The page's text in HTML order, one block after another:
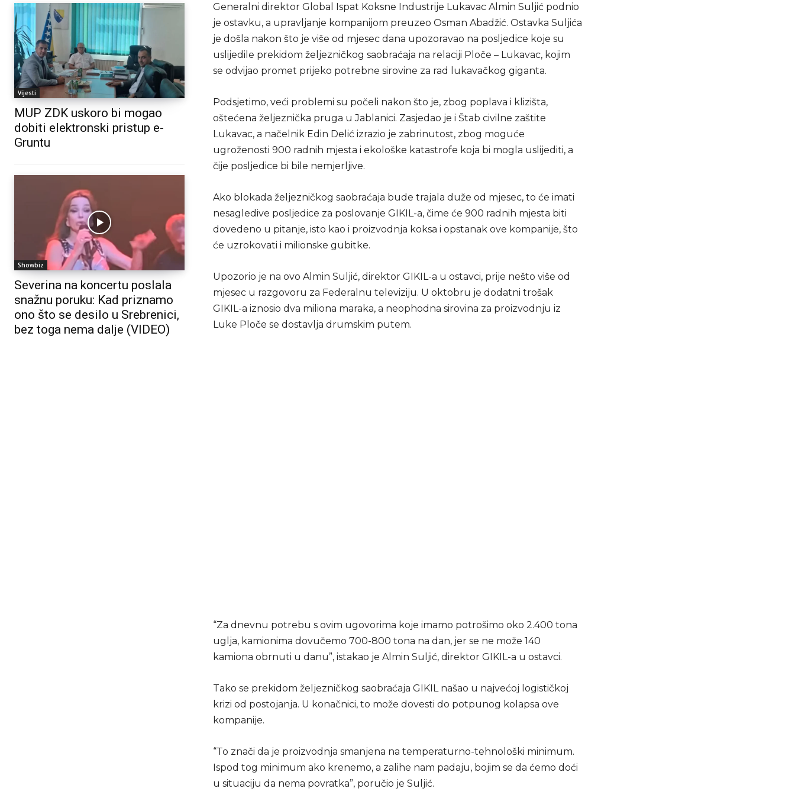
Vijesti
MUP ZDK uskoro bi mogao
dobiti elektronski pristup e-
Gruntu
Showbiz
Severina na koncertu poslala
snažnu poruku: Kad priznamo
ono što se desilo u Srebrenici,
bez toga nema dalje (VIDEO)
Generalni direktor Global Ispat Koksne Industrije Lukavac Almin Suljić podnio
je ostavku, a upravljanje kompanijom preuzeo Osman Abadžić. Ostavka Suljića
je došla nakon što je više od mjesec dana upozoravao na posljedice koje su
uslijedile prekidom željezničkog saobraćaja na relaciji Ploče – Lukavac, kojim
se odvijao promet prijeko potrebne sirovine za rad lukavačkog giganta.
Podsjetimo, veći problemi su počeli nakon što je, zbog poplava i klizišta,
oštećena željeznička pruga u Jablanici. Zasjedao je i Štab civilne zaštite
Lukavac, a načelnik Edin Delić izrazio je zabrinutost, zbog moguće
ugroženosti 900 radnih mjesta i ekološke katastrofe koja bi mogla uslijediti, a
čije posljedice bi bile nemjerljive.
Ako blokada željezničkog saobraćaja bude trajala duže od mjesec, to će imati
nesagledive posljedice za poslovanje GIKIL-a, čime će 900 radnih mjesta biti
dovedeno u pitanje, isto kao i proizvodnja koksa i opstanak ove kompanije, što
će uzrokovati i milionske gubitke.
Upozorio je na ovo Almin Suljić, direktor GIKIL-a u ostavci, prije nešto više od
mjesec u razgovoru za Federalnu televiziju. U oktobru je dodatni trošak
GIKIL-a iznosio dva miliona maraka, a neophodna sirovina za proizvodnju iz
Luke Ploče se dostavlja drumskim putem.
“Za dnevnu potrebu s ovim ugovorima koje imamo potrošimo oko 2.400 tona
uglja, kamionima dovučemo 700-800 tona na dan, jer se ne može 140
kamiona obrnuti u danu”, istakao je Almin Suljić, direktor GIKIL-a u ostavci.
Tako se prekidom željezničkog saobraćaja GIKIL našao u najvećoj logističkoj
krizi od postojanja. U konačnici, to može dovesti do potpunog kolapsa ove
kompanije.
“To znači da je proizvodnja smanjena na temperaturno-tehnološki minimum.
Ispod tog minimum ako krenemo, a zalihe nam padaju, bojim se da ćemo doći
u situaciju da nema povratka”, poručio je Suljić.